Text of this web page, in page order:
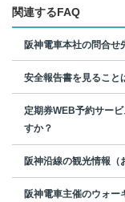
関連するFAQ
阪神電車本社の問合せ
安全報告書を見ること
定期券WEB予約サー
すか？
阪神沿線の観光情報
阪神電車主催のウォ